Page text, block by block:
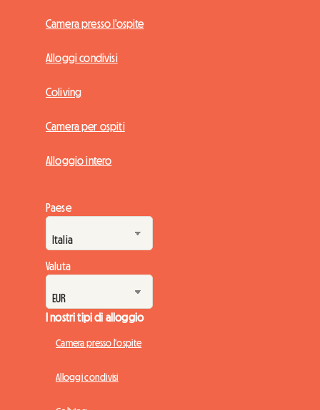
Camera presso l'ospite
Alloggi condivisi
Coliving
Camera per ospiti
Alloggio intero
Paese
Valuta
I nostri tipi di alloggio
Camera presso l'ospite
Alloggi condivisi